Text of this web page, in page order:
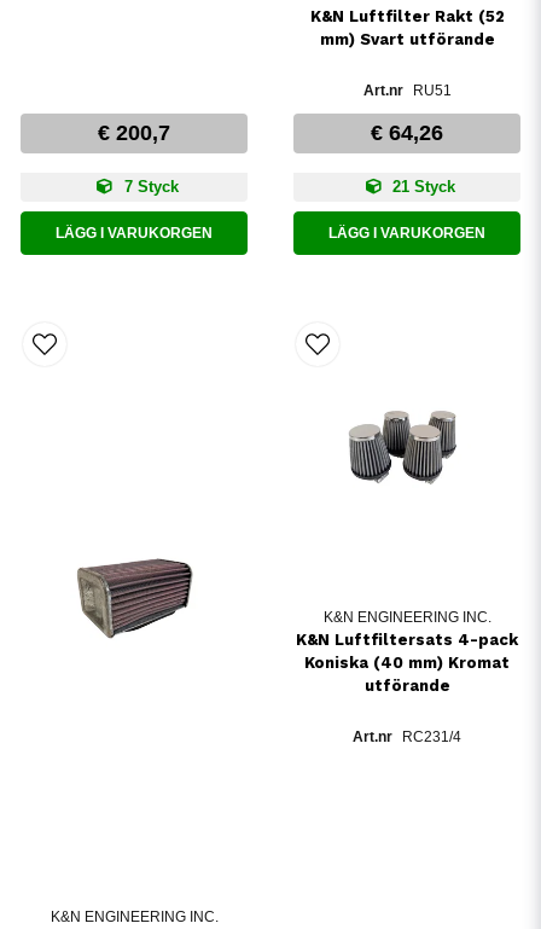
€ 200,7
7 Styck
LÄGG I VARUKORGEN
K&N Luftfilter Rakt (52
mm) Svart utförande
RU51
€ 64,26
21 Styck
LÄGG I VARUKORGEN
K&N ENGINEERING INC.
K&N ENGINEERING INC.
K&N Luftfiltersats 4-pack
Koniska (40 mm) Kromat
utförande
RC231/4